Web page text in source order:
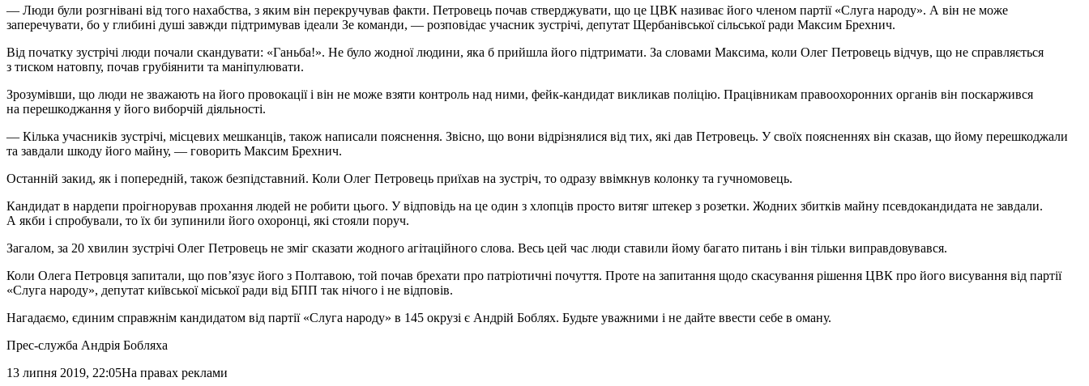
— Люди були розгнівані від того нахабства, з яким він перекручував факти. Петровець почав стверджувати, що це ЦВК називає його членом партії «Слуга народу». А він не може
заперечувати, бо у глибині душі завжди підтримував ідеали Зе команди, — розповідає учасник зустрічі, депутат Щербанівської сільської ради Максим Брехнич.
Від початку зустрічі люди почали скандувати: «Ганьба!». Не було жодної людини, яка б прийшла його підтримати. За словами Максима, коли Олег Петровець відчув, що не справляється
з тиском натовпу, почав грубіянити та маніпулювати.
Зрозумівши, що люди не зважають на його провокації і він не може взяти контроль над ними, фейк-кандидат викликав поліцію. Працівникам правоохоронних органів він поскаржився
на перешкоджання у його виборчій діяльності.
— Кілька учасників зустрічі, місцевих мешканців, також написали пояснення. Звісно, що вони відрізнялися від тих, які дав Петровець. У своїх поясненнях він сказав, що йому перешкоджали
та завдали шкоду його майну, — говорить Максим Брехнич.
Останній закид, як і попередній, також безпідставний. Коли Олег Петровець приїхав на зустріч, то одразу ввімкнув колонку та гучномовець.
Кандидат в нардепи проігнорував прохання людей не робити цього. У відповідь на це один з хлопців просто витяг штекер з розетки. Жодних збитків майну псевдокандидата не завдали.
А якби і спробували, то їх би зупинили його охоронці, які стояли поруч.
Загалом, за 20 хвилин зустрічі Олег Петровець не зміг сказати жодного агітаційного слова. Весь цей час люди ставили йому багато питань і він тільки виправдовувався.
Коли Олега Петровця запитали, що пов’язує його з Полтавою, той почав брехати про патріотичні почуття. Проте на запитання щодо скасування рішення ЦВК про його висування від партії
«Слуга народу», депутат київської міської ради від БПП так нічого і не відповів.
Нагадаємо, єдиним справжнім кандидатом від партії «Слуга народу» в 145 окрузі є Андрій Боблях. Будьте уважними і не дайте ввести себе в оману.
Прес-служба Андрія Бобляха
13 липня 2019, 22:05На правах реклами